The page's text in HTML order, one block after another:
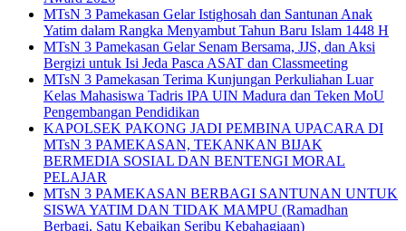
MTsN 3 Pamekasan Gelar Istighosah dan Santunan Anak
Yatim dalam Rangka Menyambut Tahun Baru Islam 1448 H
MTsN 3 Pamekasan Gelar Senam Bersama, JJS, dan Aksi
Bergizi untuk Isi Jeda Pasca ASAT dan Classmeeting
MTsN 3 Pamekasan Terima Kunjungan Perkuliahan Luar
Kelas Mahasiswa Tadris IPA UIN Madura dan Teken MoU
Pengembangan Pendidikan
KAPOLSEK PAKONG JADI PEMBINA UPACARA DI
MTsN 3 PAMEKASAN, TEKANKAN BIJAK
BERMEDIA SOSIAL DAN BENTENGI MORAL
PELAJAR
MTsN 3 PAMEKASAN BERBAGI SANTUNAN UNTUK
SISWA YATIM DAN TIDAK MAMPU (Ramadhan
Berbagi, Satu Kebaikan Seribu Kebahagiaan)